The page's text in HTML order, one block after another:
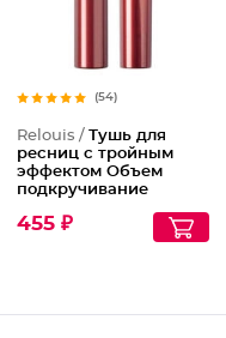
(54)
Relouis / Тушь для
ресниц с тройным
эффектом Объем
подкручивание
455 ₽